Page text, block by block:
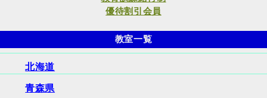
優待割引会員
教室一覧
北海道
青森県